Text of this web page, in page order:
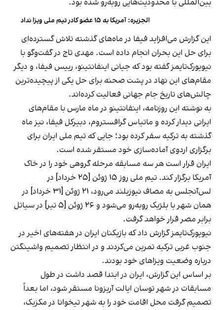
بین‌المللی با محدودیت‌هایی روبه‌رو شده بود.
الجزیره: آمریکا به ۱۵ عضو کادر تیم ملی ویزا نداد
این گزارش می‌افزاید فیفا در ماه‌های گذشته تلاش گسترده‌ای
برای حل این بحران انجام داده است. مهدی تاج در گفت‌وگو با
نیویورک‌تایمز گفته بود که جیانی اینفانتینو، رییس فیفا، و دیگر
مقام‌های این نهاد در پشت صحنه برای حل یکی از پیچیده‌ترین
چالش‌های تاریخ جام جهانی فعالیت کرده‌اند.
به نوشته این روزنامه، اینفانتینو در ماه مارس با مقام‌های
ایرانی دیدار کرده و ماتیاس گرافستروم، دبیرکل فیفا، نیز ماه
گذشته به ترکیه سفر کرده بود؛ جایی که تیم ملی ایران برای
برگزاری اردوی آماده‌سازی خود مستقر شده است.
ایران قرار است هر سه مسابقه مرحله گروهی خود را در خاک
آمریکا برگزار کند. تیم ملی روز ۱۵ ژوئن [۲۵ خرداد] در
لس‌آنجلس به مصاف نیوزیلند می‌رود، ۲۱ ژوئن [۳۱ خرداد] در
همان شهر با بلژیک روبه‌رو می‌شود و ۲۶ ژوئن [۵ تیر] در سیاتل
برابر مصر قرار خواهد گرفت.
نیویورک‌تایمز گزارش داد که بازیکنان ایران در هفته‌های اخیر در
جنوب غربی ترکیه تمرین می‌کردند و در انتظار تصمیم واشینگتن
درباره وضعیت ویزاهای خود بودند.
بر اساس این گزارش، ایران در ابتدا قصد داشت در طول
مسابقات در شهر توسان ایالت آریزونا مستقر شود، اما بعداً
تصمیم گرفت محل اقامت خود را به شهر تیخوانا در مکزیک،